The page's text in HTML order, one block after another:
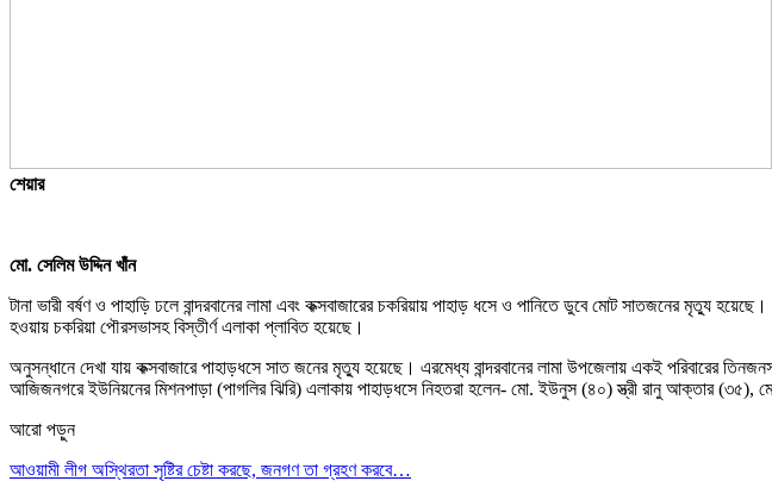
শেয়ার
মো. সেলিম উদ্দিন খাঁন
টানা ভারী বর্ষণ ও পাহাড়ি ঢলে বান্দরবানের লামা এবং কক্সবাজারের চকরিয়ায় পাহাড় ধসে ও পানিতে ডুবে মোট সাতজনের মৃত্যু
হওয়ায় চকরিয়া পৌরসভাসহ বিস্তীর্ণ এলাকা প্লাবিত হয়েছে।
অনুসন্ধানে দেখা যায় কক্সবাজারে পাহাড়ধসে সাত জনের মৃত্যু হয়েছে। এরমেধ্য বান্দরবানের লামা উপজেলায় একই পরিবারের
আজিজনগরে ইউনিয়নের মিশনপাড়া (পাগলির ঝিরি) এলাকায় পাহাড়ধসে নিহতরা হলেন- মো. ইউনুস (৪০) স্ত্রী রানু আক্তার
আরো পড়ুন
আওয়ামী লীগ অস্থিরতা সৃষ্টির চেষ্টা করছে, জনগণ তা গ্রহণ করবে…